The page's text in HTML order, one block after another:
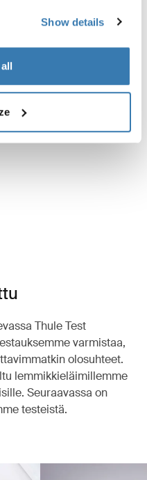
Show details
Thule Test
varmistaa,
olosuhteet.
lemmikkieläimillemme
Seuraavassa on
testeistä.